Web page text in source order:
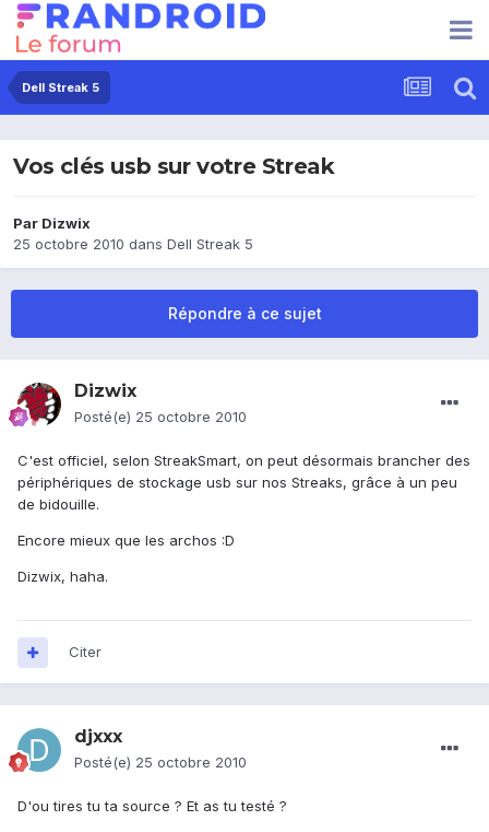
Dell Streak 5
Vos clés usb sur votre Streak
Par Dizwix
25 octobre 2010 dans Dell Streak 5
Répondre à ce sujet
Dizwix
Posté(e) 25 octobre 2010
C'est officiel, selon StreakSmart, on peut désormais brancher des
périphériques de stockage usb sur nos Streaks, grâce à un peu
de bidouille.
Encore mieux que les archos :D
Dizwix, haha.
Citer
djxxx
Posté(e) 25 octobre 2010
D'ou tires tu ta source ? Et as tu testé ?